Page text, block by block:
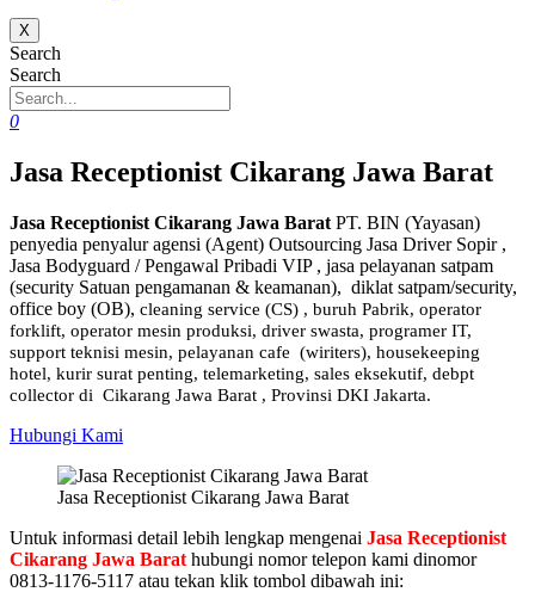
X
Search
Search
0
Jasa Receptionist Cikarang Jawa Barat
Jasa Receptionist Cikarang Jawa Barat PT. BIN (Yayasan)
penyedia penyalur agensi (Agent) Outsourcing Jasa Driver Sopir ,
Jasa Bodyguard / Pengawal Pribadi VIP , jasa pelayanan satpam
(security Satuan pengamanan & keamanan), diklat satpam/security,
office boy (OB), cleaning service (CS) , buruh Pabrik, operator
forklift, operator mesin produksi, driver swasta, programer IT,
support teknisi mesin, pelayanan cafe (wiriters), housekeeping
hotel, kurir surat penting, telemarketing, sales eksekutif, debpt
collector di Cikarang Jawa Barat , Provinsi DKI Jakarta.
Hubungi Kami
Jasa Receptionist Cikarang Jawa Barat
Untuk informasi detail lebih lengkap mengenai Jasa Receptionist
Cikarang Jawa Barat hubungi nomor telepon kami dinomor
0813-1176-5117 atau tekan klik tombol dibawah ini: